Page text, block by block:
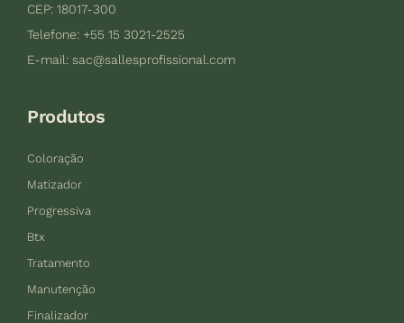
CEP: 18017-300
Telefone: +55 15 3021-2525
E-mail: sac@sallesprofissional.com
Produtos
Coloração
Matizador
Progressiva
Btx
Tratamento
Manutenção
Finalizador